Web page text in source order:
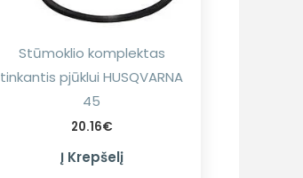
Stūmoklio komplektas
tinkantis pjūklui HUSQVARNA
45
20.16€
Į Krepšelį